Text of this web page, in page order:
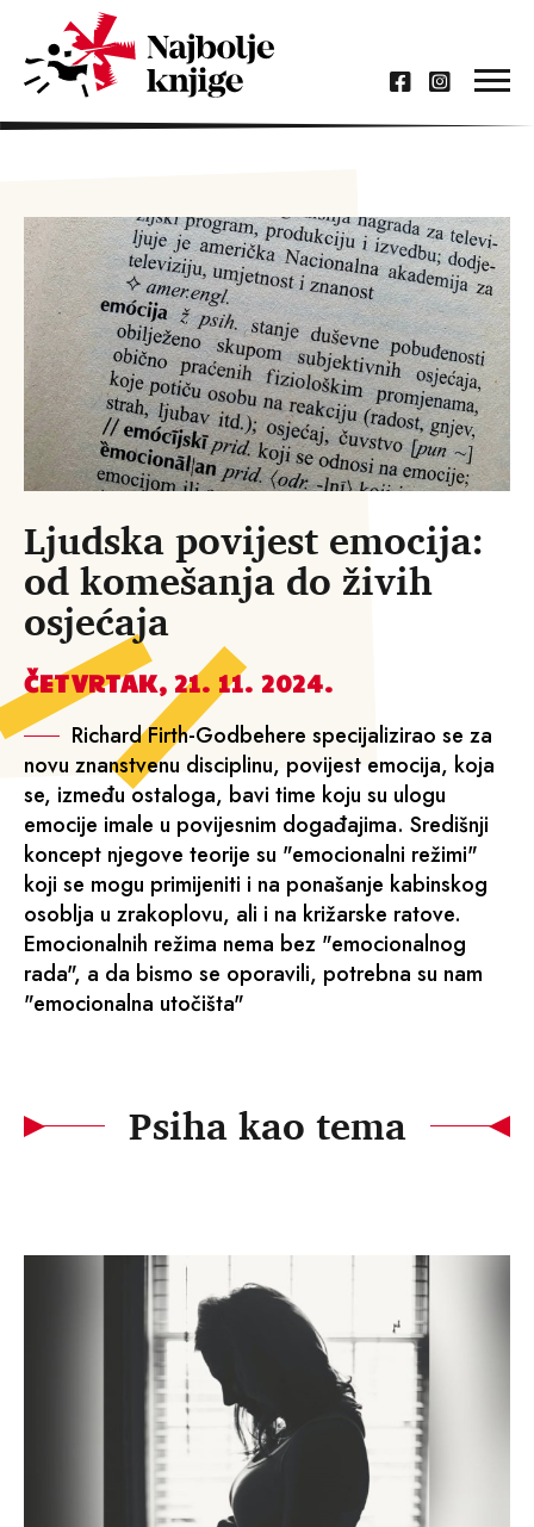
Ljudska povijest emocija:
od komešanja do živih
osjećaja
ČETVRTAK, 21. 11. 2024.
Richard Firth-Godbehere specijalizirao se za
novu znanstvenu disciplinu, povijest emocija, koja
se, između ostaloga, bavi time koju su ulogu
emocije imale u povijesnim događajima. Središnji
koncept njegove teorije su "emocionalni režimi"
koji se mogu primijeniti i na ponašanje kabinskog
osoblja u zrakoplovu, ali i na križarske ratove.
Emocionalnih režima nema bez "emocionalnog
rada", a da bismo se oporavili, potrebna su nam
"emocionalna utočišta"
Psiha kao tema